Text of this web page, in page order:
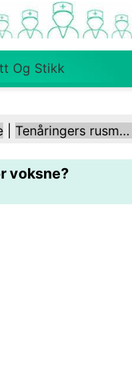
Og Stikk
Folkehelse Og
Helse
Tenåringers rusmisbruk
voksne?